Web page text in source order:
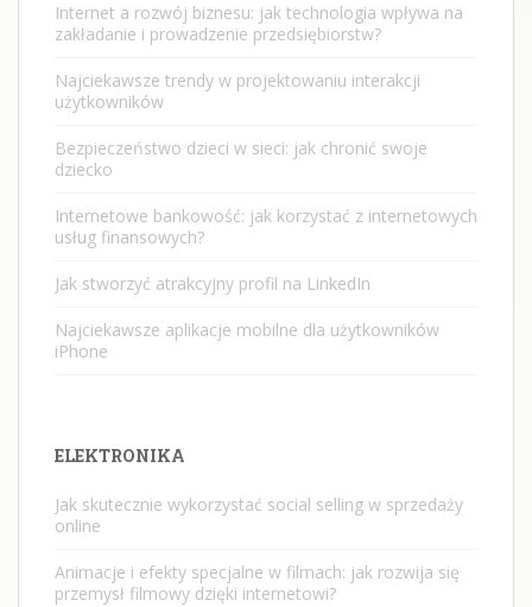
Internet a rozwój biznesu: jak technologia wpływa na
zakładanie i prowadzenie przedsiębiorstw?
Najciekawsze trendy w projektowaniu interakcji
użytkowników
Bezpieczeństwo dzieci w sieci: jak chronić swoje
dziecko
Internetowe bankowość: jak korzystać z internetowych
usług finansowych?
Jak stworzyć atrakcyjny profil na LinkedIn
Najciekawsze aplikacje mobilne dla użytkowników
iPhone
ELEKTRONIKA
Jak skutecznie wykorzystać social selling w sprzedaży
online
Animacje i efekty specjalne w filmach: jak rozwija się
przemysł filmowy dzięki internetowi?